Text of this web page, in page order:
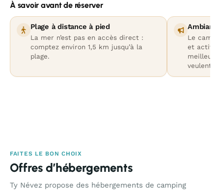
À savoir avant de réserver
Plage à distance à pied
La mer n’est pas en accès direct :
comptez environ 1,5 km jusqu’à la
plage.
Le
et
meilleur
veulent
FAITES LE BON CHOIX
Offres d’hébergements
Ty Névez propose des hébergements de camping